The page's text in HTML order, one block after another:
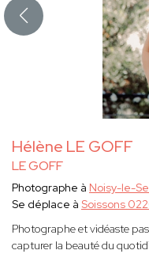
Hélène LE GOFF
LE GOFF
Photographe à Noisy-le-
Se déplace à Soissons
Photographe et vidéaste
capturer la beauté du